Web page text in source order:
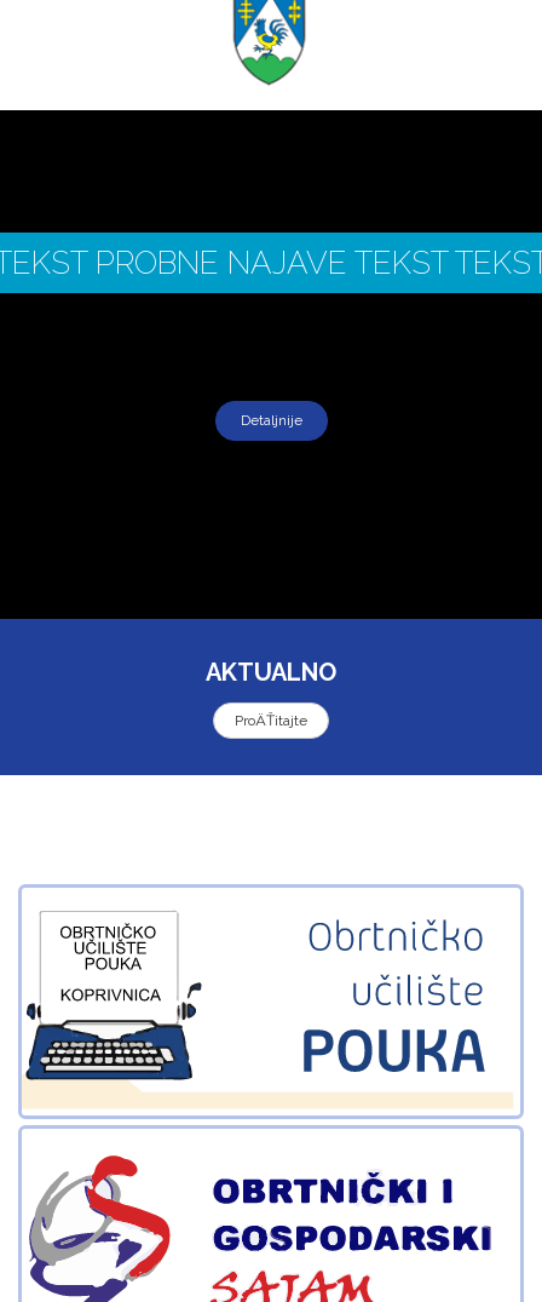
PROBNE NAJAVE TEKST
Detaljnije
AKTUALNO
ProÄŤitajte